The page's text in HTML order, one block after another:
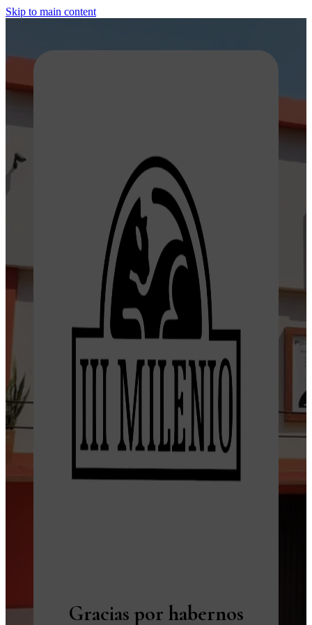
Skip to main content
Gracias por habernos